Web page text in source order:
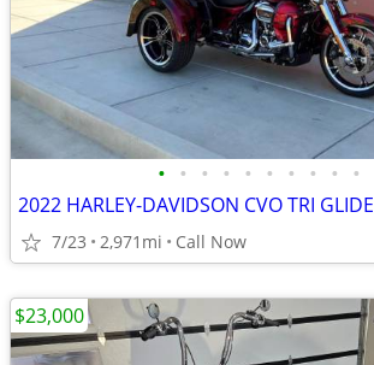
• • • • • • • • • •
2022 HARLEY-DAVIDSON CVO TRI GLIDE
7/23 2,971mi Call Now
$23,000